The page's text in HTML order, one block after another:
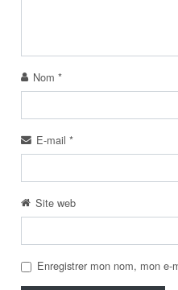
Nom *
E-mail *
Site web
Enregistrer mon nom, mon